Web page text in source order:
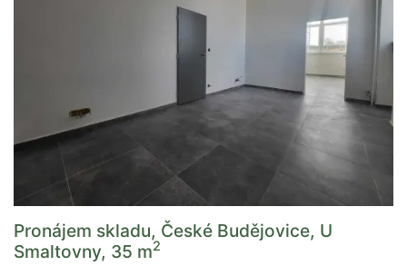
Pronájem skladu, České Budějovice, U
Smaltovny, 35 m2